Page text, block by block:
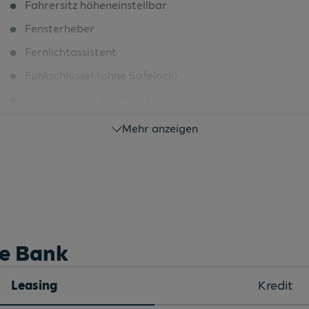
Fahrersitz höheneinstellbar
Fensterheber
Fernlichtassistent
Fußmatten vorne und hinten
Innenspiegel abblendbar
Kamerabasierte Verkehrszeichenerkennung
Mehr anzeigen
Bank
Leasing Kredit